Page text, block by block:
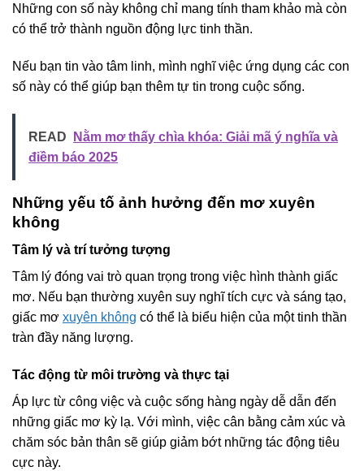
Những con số này không chỉ mang tính tham khảo mà còn
có thể trở thành nguồn động lực tinh thần.
Nếu bạn tin vào tâm linh, mình nghĩ việc ứng dụng các con
số này có thể giúp bạn thêm tự tin trong cuộc sống.
READ
Nằm mơ thấy chìa khóa: Giải mã ý nghĩa và
điềm báo 2025
Những yếu tố ảnh hưởng đến mơ xuyên
không
Tâm lý và trí tưởng tượng
Tâm lý đóng vai trò quan trọng trong việc hình thành giấc
mơ. Nếu bạn thường xuyên suy nghĩ tích cực và sáng tạo,
giấc mơ xuyên không có thể là biểu hiện của một tinh thần
tràn đầy năng lượng.
Tác động từ môi trường và thực tại
Áp lực từ công việc và cuộc sống hàng ngày dễ dẫn đến
những giấc mơ kỳ lạ. Với mình, việc cân bằng cảm xúc và
chăm sóc bản thân sẽ giúp giảm bớt những tác động tiêu
cực này.